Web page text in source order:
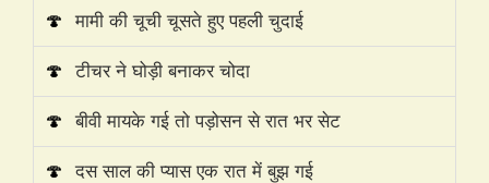
🍄 मामी की चूची चूसते हुए पहली चुदाई
🍄 टीचर ने घोड़ी बनाकर चोदा
🍄 बीवी मायके गई तो पड़ोसन से रात भर सेट
🍄 दस साल की प्यास एक रात में बुझ गई